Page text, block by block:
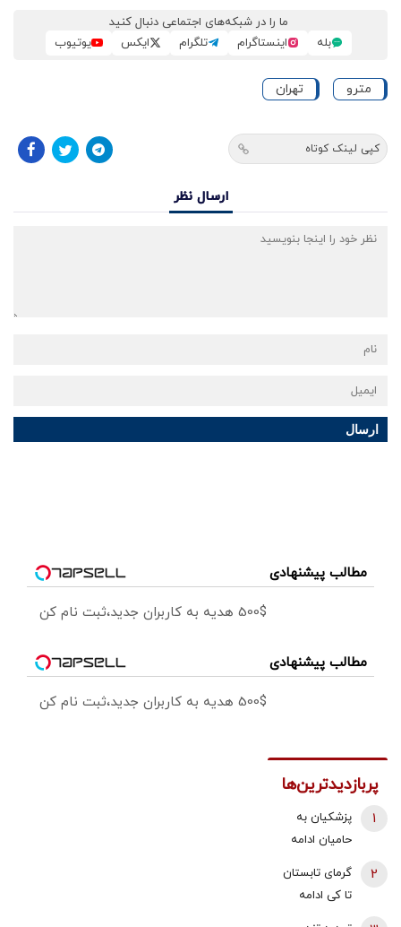
ما را در شبکه‌های اجتماعی دنبال کنید
بله
اینستاگرام تلگرام ایکس یوتیوب
مترو تهران
کپی لینک کوتاه
ارسال نظر
ارسال
مطالب پیشنهادی
500$ هدیه به کاربران جدید،ثبت نام کن
مطالب پیشنهادی
500$ هدیه به کاربران جدید،ثبت نام کن
پربازدیدترین‌ها
پزشکیان به
حامیان ادامه
همین‌جوری
نگویید بزن/
1
گرمای تابستان
تا کی ادامه
2